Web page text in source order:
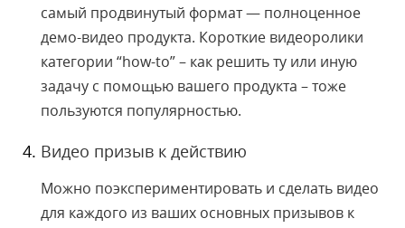
самый продвинутый формат — полноценное
демо-видео продукта. Короткие видеоролики
категории “how-to” – как решить ту или иную
задачу с помощью вашего продукта – тоже
пользуются популярностью.
Видео призыв к действию
Можно поэкспериментировать и сделать видео
для каждого из ваших основных призывов к